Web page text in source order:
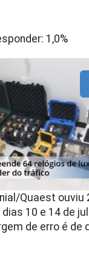
1,0%
Quaest ouviu
10 e 14 de
de erro é de